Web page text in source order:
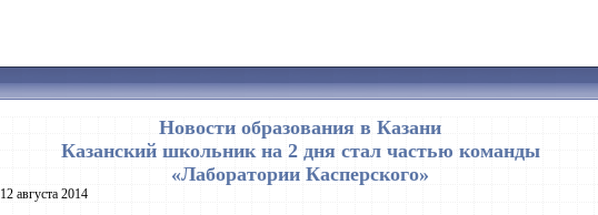
Новости образования в Казани
Казанский школьник на 2 дня стал частью команды
«Лаборатории Касперского»
12 августа 2014